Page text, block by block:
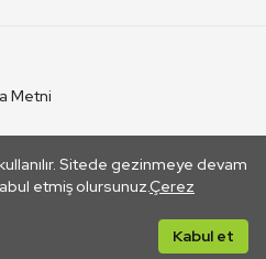
Sitede gezinmeye devam
etmiş olursunuz.Çerez
Kabul et
Metni
Bağlantı yoluyla gidilen dış